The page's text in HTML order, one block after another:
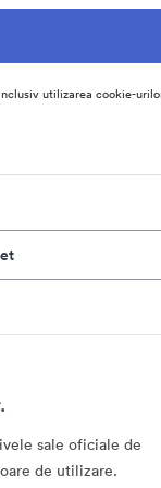
utilizarea cookie-
sale oficiale de
de utilizare.